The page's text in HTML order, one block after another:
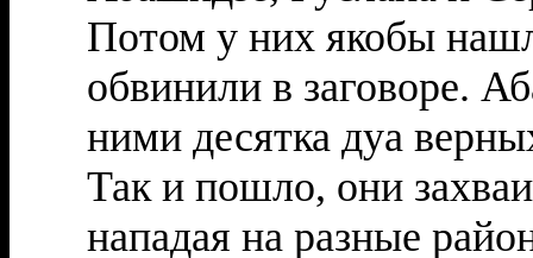
Потом у них якобы
обвинили в заговоре.
ними десятка дуа
Так и пошло, они
нападая на разные